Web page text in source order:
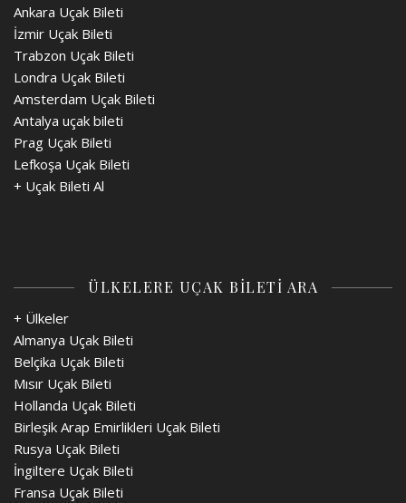
Ankara Uçak Bileti
İzmir Uçak Bileti
Trabzon Uçak Bileti
Londra Uçak Bileti
Amsterdam Uçak Bileti
Antalya uçak bileti
Prag Uçak Bileti
Lefkoşa Uçak Bileti
+ Uçak Bileti Al
ÜLKELERE UÇAK BİLETİ ARA
+ Ülkeler
Almanya Uçak Bileti
Belçika Uçak Bileti
Mısır Uçak Bileti
Hollanda Uçak Bileti
Birleşik Arap Emirlikleri Uçak Bileti
Rusya Uçak Bileti
İngiltere Uçak Bileti
Fransa Uçak Bileti